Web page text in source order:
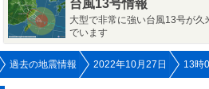
台風13号情報
大型で非常に強い台風13号が
でいます
過去の地震情報 2022年10月27日 13時